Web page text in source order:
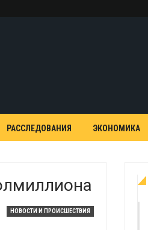
РАССЛЕДОВАНИЯ ЭКОНОМИКА
НОВОСТИ И ПРОИСШЕСТВИЯ